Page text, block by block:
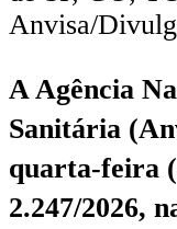
A Agência
Sanitária
quarta-feira
2.247/2026,